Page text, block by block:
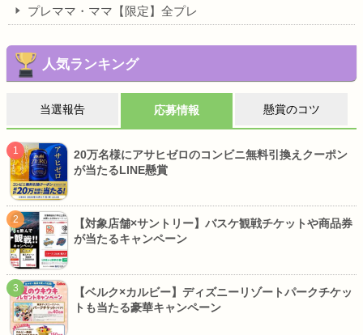
プレママ・ママ【限定】全プレ
人気ランキング
当選報告 応募情報 懸賞のコツ
20万名様にアサヒゼロのコンビニ無料引換えクーポン
が当たるLINE懸賞
【対象店舗×サントリー】バスケ観戦チケットや商品券
が当たるキャンペーン
【ベルク×カルビー】ディズニーリゾートパークチケッ
トも当たる豪華キャンペーン